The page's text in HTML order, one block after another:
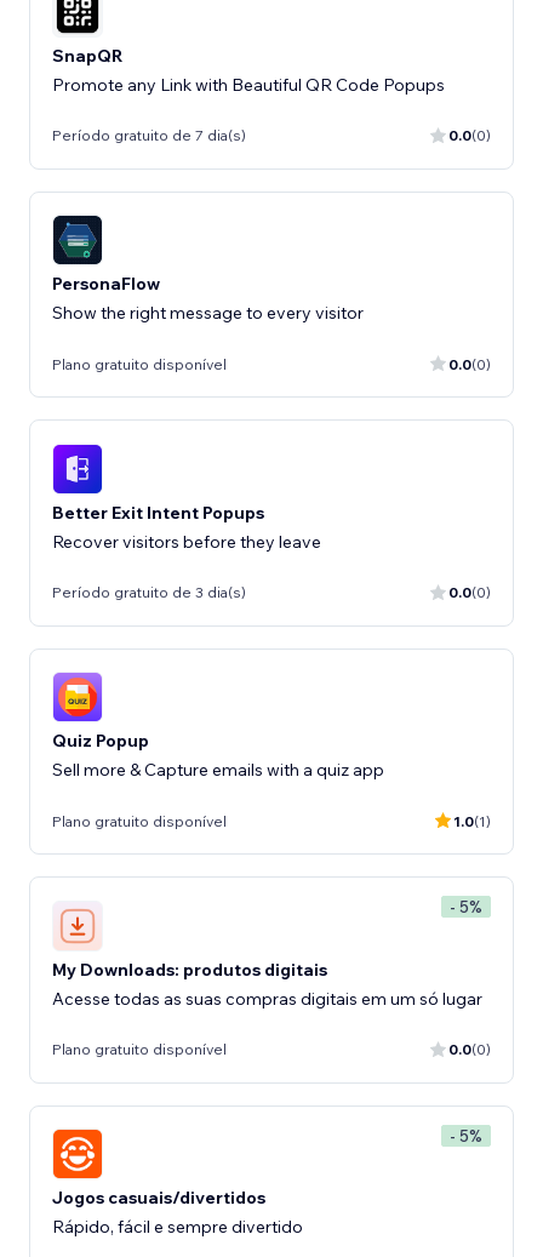
SnapQR
Promote any Link with Beautiful QR Code Popups
Período gratuito de 7 dia(s) 0.0(0)
PersonaFlow
Show the right message to every visitor
Plano gratuito disponível 0.0(0)
Better Exit Intent Popups
Recover visitors before they leave
Período gratuito de 3 dia(s) 0.0(0)
Quiz Popup
Sell more & Capture emails with a quiz app
Plano gratuito disponível 1.0(1)
- 5%
My Downloads: produtos digitais
Acesse todas as suas compras digitais em um só lugar
Plano gratuito disponível 0.0(0)
- 5%
Jogos casuais/divertidos
Rápido, fácil e sempre divertido